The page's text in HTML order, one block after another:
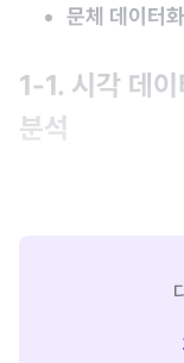
문체 데이터
1-1. 시각 데
분석